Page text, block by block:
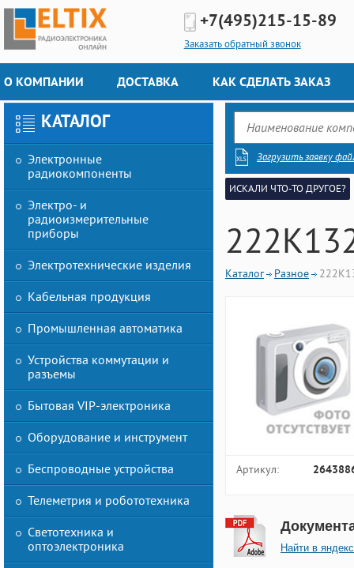
+7(495)215-15-89
Заказать обратный звонок
О КОМПАНИИ ДОСТАВКА КАК СДЕЛАТЬ ЗАКАЗ
КАТАЛОГ
Электронные
радиокомпоненты
Электро- и
радиоизмерительные
приборы
Электротехнические изделия
Кабельная продукция
Промышленная автоматика
Устройства коммутации и
разъемы
Бытовая VIP-электроника
Оборудование и инструмент
Беспроводные устройства
Телеметрия и робототехника
Светотехника и
оптоэлектроника
Загрузить заявку
ИСКАЛИ ЧТО-ТО ДРУГОЕ?
Каталог Разное
Артикул:
Найти в яндекс